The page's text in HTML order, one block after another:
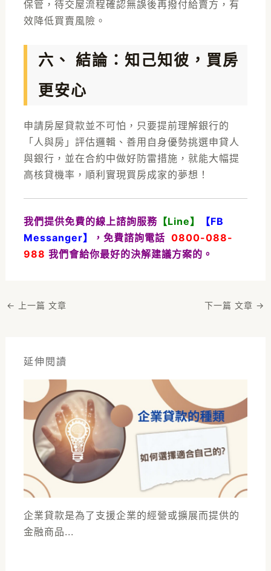
保管，待交屋流程確認無誤後再撥付給賣方，有
效降低買賣風險。
六、 結論：知己知彼，買房
更安心
申請房屋貸款並不可怕，只要提前理解銀行的
「人與房」評估邏輯、善用自身優勢挑選申貸人
與銀行，並在合約中做好防雷措施，就能大幅提
高核貸機率，順利實現買房成家的夢想！
我們提供免費的線上諮詢服務【Line】 【FB
Messanger】 ，免費諮詢電話 0800-088-
988 我們會給你最好的決解建議方案的。
← 上一篇 文章 下一篇 文章 →
延伸閱讀
企業貸款是為了支援企業的經營或擴展而提供的
金融商品...